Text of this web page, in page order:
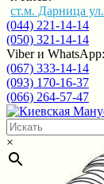
ст.м. Дарница
(044) 221-14-14
(050) 321-14-14
Viber и WhatsApp:
(067) 333-14-14
(093) 170-16-37
(066) 264-57-47
×